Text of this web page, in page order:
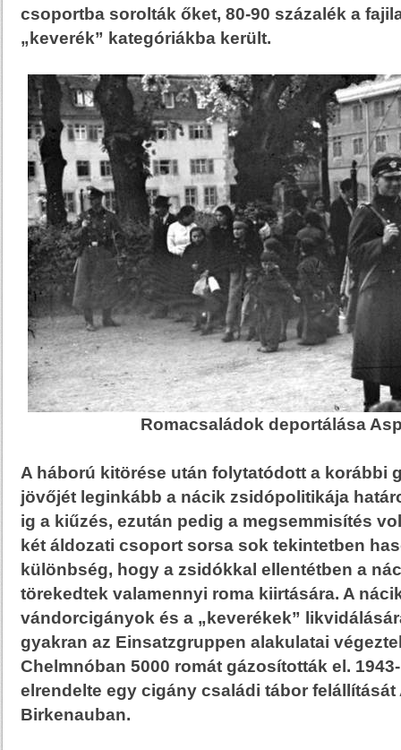
csoportba sorolták őket, 80-90 százalék a
„keverék” kategóriákba került.
Romacsaládok deportálása
A háború kitörése után folytatódott a korábbi
jövőjét leginkább a nácik zsidópolitikája
ig a kiűzés, ezután pedig a megsemmisítés
két áldozati csoport sorsa sok tekintetben
különbség, hogy a zsidókkal ellentétben a
törekedtek valamennyi roma kiirtására. A
vándorcigányok és a „keverékek”
gyakran az Einsatzgruppen alakulatai
Chelmnóban 5000 romát gázosították el.
elrendelte egy cigány családi tábor felállítását
Birkenauban.